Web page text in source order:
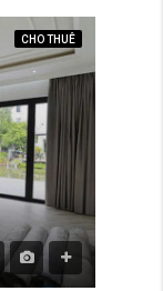
CHO THUÊ